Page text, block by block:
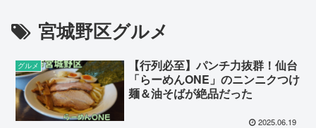
宮城野区グルメ
グルメ
【行列必至】パンチ力抜群！仙台
「らーめんONE」のニンニクつけ
麺＆油そばが絶品だった
2025.06.19